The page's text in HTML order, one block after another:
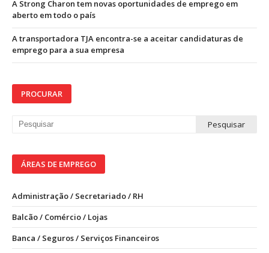
A Strong Charon tem novas oportunidades de emprego em
aberto em todo o país
A transportadora TJA encontra-se a aceitar candidaturas de
emprego para a sua empresa
PROCURAR
ÁREAS DE EMPREGO
Administração / Secretariado / RH
Balcão / Comércio / Lojas
Banca / Seguros / Serviços Financeiros